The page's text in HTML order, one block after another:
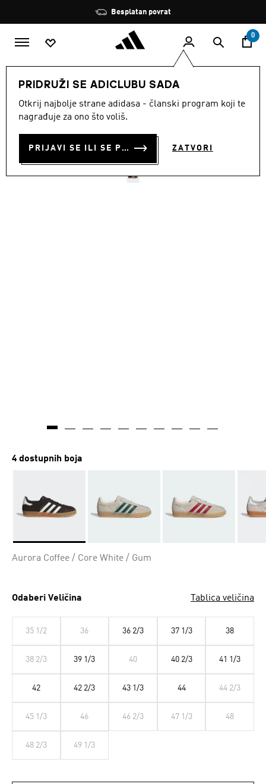
Zaustavi
rotaciju
Besplatan povrat
0
PRIDRUŽI SE ADICLUBU SADA
Otkrij najbolje strane adidasa - članski program koji te
nagrađuje za ono što voliš.
PRIJAVI SE ILI SE PRIDRUŽI SADA ZATVORI
MODNE MARKE
DVORANSKE TENISICE
GAZELLE
4 dostupnih boja
Aurora Coffee / Core White / Gum
Odaberi Veličina Tablica veličina
35 1/2 36 36 2/3 37 1/3 38
38 2/3 39 1/3 40 40 2/3 41 1/3
42 42 2/3 43 1/3 44 44 2/3
45 1/3 46 46 2/3 47 1/3 48
48 2/3 49 1/3